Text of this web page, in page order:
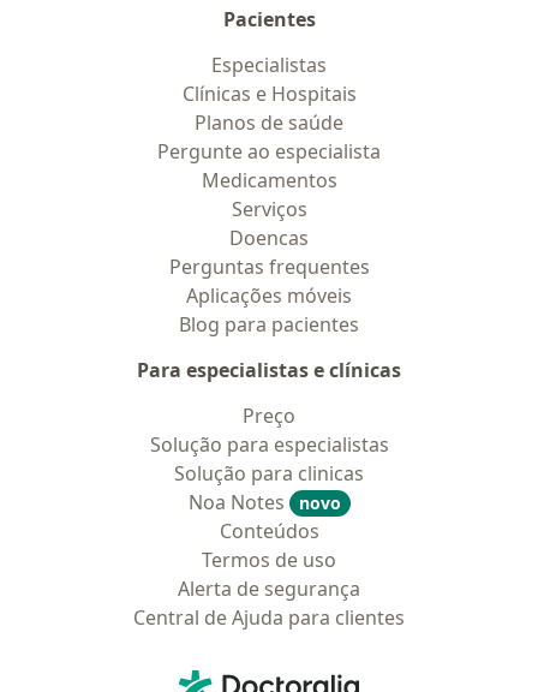
Pacientes
Especialistas
Clínicas e Hospitais
Planos de saúde
Pergunte ao especialista
Medicamentos
Serviços
Doencas
Perguntas frequentes
Aplicações móveis
Blog para pacientes
Para especialistas e clínicas
Preço
Solução para especialistas
Solução para clinicas
Noa Notes
novo
Conteúdos
Termos de uso
Alerta de segurança
Central de Ajuda para clientes
Doctoralia - Homepage